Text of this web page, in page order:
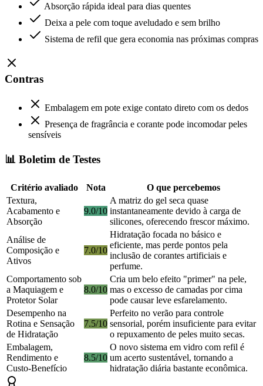
Absorção rápida ideal para dias quentes
Deixa a pele com toque aveludado e sem brilho
Sistema de refil que gera economia nas próximas compras
Contras
Embalagem em pote exige contato direto com os dedos
Presença de fragrância e corante pode incomodar peles
sensíveis
📊 Boletim de Testes
Critério avaliado Nota
O que percebemos
Textura,
Acabamento e
Absorção
9.0/10
A matriz do gel seca quase
instantaneamente devido à carga de
silicones, oferecendo frescor máximo.
Análise de
Composição e
Ativos
7.0/10
Hidratação focada no básico e
eficiente, mas perde pontos pela
inclusão de corantes artificiais e
perfume.
Comportamento sob
a Maquiagem e
Protetor Solar
8.0/10
Cria um belo efeito "primer" na pele,
mas o excesso de camadas por cima
pode causar leve esfarelamento.
Desempenho na
Rotina e Sensação
de Hidratação
7.5/10
Perfeito no verão para controle
sensorial, porém insuficiente para evitar
o repuxamento de peles muito secas.
Embalagem,
Rendimento e
Custo-Benefício
8.5/10
O novo sistema em vidro com refil é
um acerto sustentável, tornando a
hidratação diária bastante econômica.